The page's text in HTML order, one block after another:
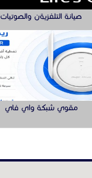
صيانة التلفزيةن والصوتيات
مقوي شبكة واي فاي